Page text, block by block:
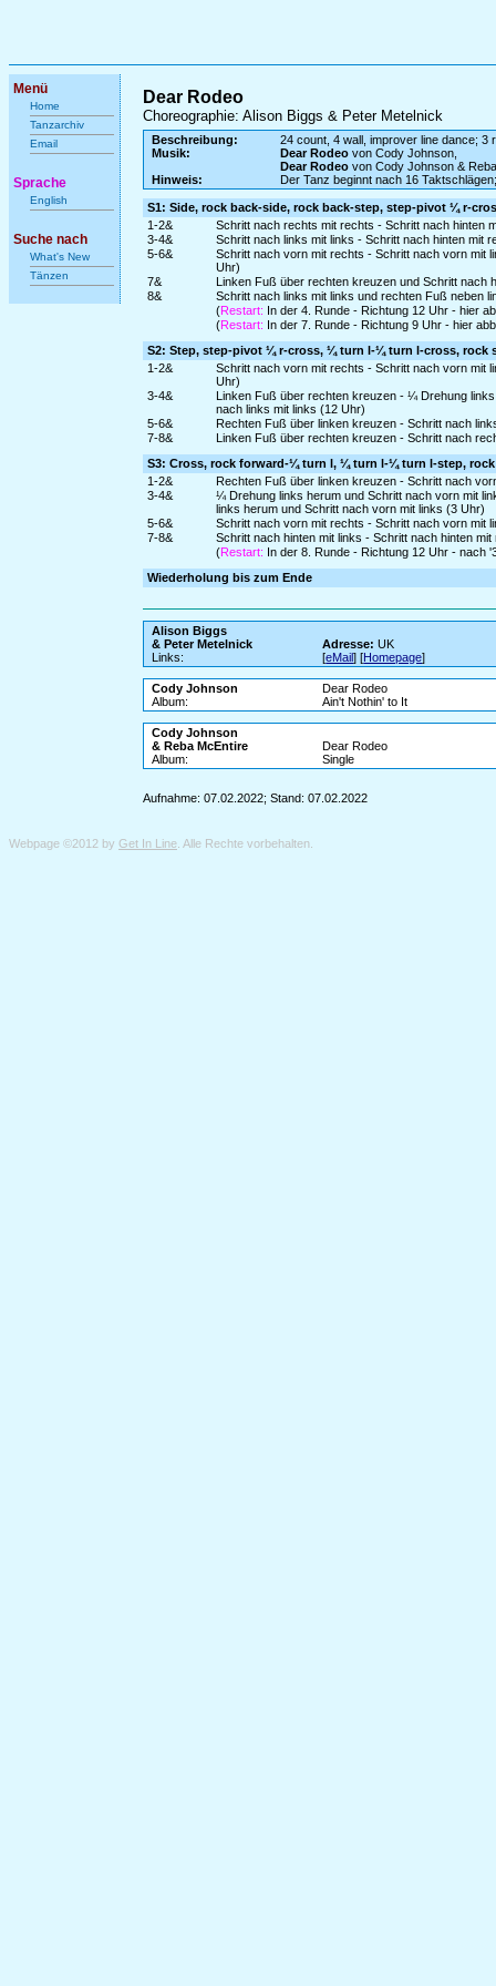
Menü
Home
Tanzarchiv
Email
Sprache
English
Suche nach
What's New
Tänzen
Dear Rodeo
Choreographie: Alison Biggs & Peter Metelnick
Beschreibung:
24 count, 4 wall, improver line dance; 3
Musik:
Dear Rodeovon Cody Johnson,
Dear Rodeovon Cody Johnson &
Hinweis:
Der Tanz beginnt nach 16
S1: Side, rock back-side, rock back-step, step-pivot ¼ r-
1-2&
Schritt nach rechts mit rechts - Schritt nach hinten
3-4&
Schritt nach links mit links - Schritt nach hinten mit
5-6&
Schritt nach vorn mit rechts - Schritt nach vorn mit
Uhr)
7&
Linken Fuß über rechten kreuzen und Schritt nach
8&
Schritt nach links mit links und rechten Fuß neben
(Restart: In der 4. Runde - Richtung 12 Uhr - hier
(Restart: In der 7. Runde - Richtung 9 Uhr - hier
S2: Step, step-pivot ¼ r-cross, ¼ turn l-¼ turn l-cross, rock
1-2&
Schritt nach vorn mit rechts - Schritt nach vorn mit
Uhr)
3-4&
Linken Fuß über rechten kreuzen - ¼ Drehung
nach links mit links (12 Uhr)
5-6&
Rechten Fuß über linken kreuzen - Schritt nach
7-8&
Linken Fuß über rechten kreuzen - Schritt nach
S3: Cross, rock forward-¼ turn l, ¼ turn l-¼ turn l-step,
1-2&
Rechten Fuß über linken kreuzen - Schritt nach
3-4&
¼ Drehung links herum und Schritt nach vorn mit
links herum und Schritt nach vorn mit links (3 Uhr)
5-6&
Schritt nach vorn mit rechts - Schritt nach vorn mit
7-8&
Schritt nach hinten mit links - Schritt nach hinten
(Restart: In der 8. Runde - Richtung 12 Uhr - nach
Wiederholung bis zum Ende
Alison Biggs
& Peter Metelnick
Adresse: UK
Links:
[eMail] [Homepage]
Cody Johnson
Dear Rodeo
Album:
Ain't Nothin' to It
Cody Johnson
& Reba McEntire
Dear Rodeo
Album:
Single
Aufnahme: 07.02.2022; Stand: 07.02.2022
Webpage ©2012 by Get In Line . Alle Rechte vorbehalten.